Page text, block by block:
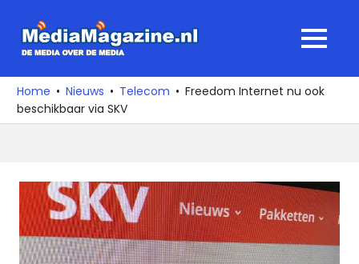
naar
media
over
de
MENU
Home Nieuws Telecom
Freedom Internet nu ook
beschikbaar via SKV